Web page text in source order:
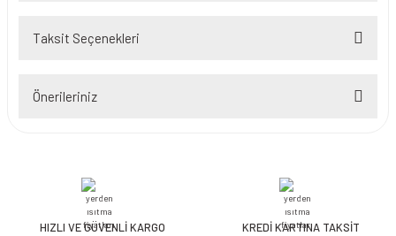
Taksit Seçenekleri
Önerileriniz
iletebilirsiniz.
Görüş ve önerileriniz için teşekkür ederiz.
HIZLI VE GÜVENLİ KARGO KREDİ KARTINA TAKSİT